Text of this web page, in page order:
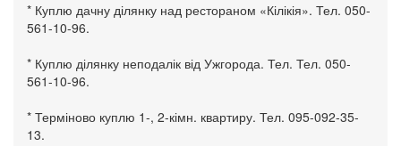
* Куплю дачну ділянку над рестораном «Кілікія». Тел. 050-
561-10-96.
* Куплю ділянку неподалік від Ужгорода. Тел. Тел. 050-
561-10-96.
* Терміново куплю 1-, 2-кімн. квартиру. Тел. 095-092-35-
13.